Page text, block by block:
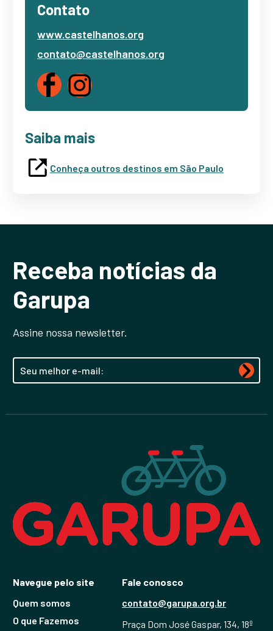
Contato
www.castelhanos.org
contato@castelhanos.org
Saiba mais
Conheça outros destinos em São Paulo
Receba notícias da
Garupa
Assine nossa newsletter.
Navegue pelo site
Quem somos
O que Fazemos
Fale conosco
contato@garupa.org.br
Praça Dom José Gaspar, 134, 18º